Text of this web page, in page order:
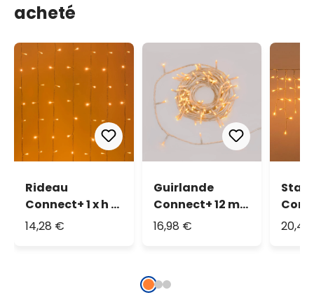
acheté
Rideau
Connect+ 1 x h 1
m, 100 led blanc
14,28 €
Guirlande
Connect+ 12 m,
120 led blanc
16,98 €
0,36